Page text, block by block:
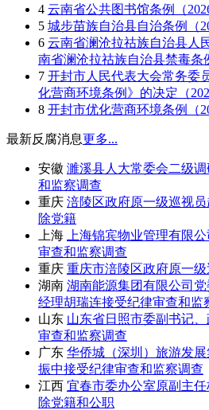
4 云南省公共图书馆条例（
5 城步苗族自治县自治条例（
6 云南省澜沧拉祜族自治县人
南省澜沧拉祜族自治县禁毒条
7 开封市人民代表大会常务委
化营商环境条例》的决定（
8 开封市优化营商环境条例（
最新反腐消息更多...
安徽 濉溪县人大常委会二级
和监察调查
重庆 涪陵区政府原一级巡视
除党籍
上海
上海锦宾物业管理有限
审查和监察调查
重庆 重庆市涪陵区政府原一
湖南 湖南能源集团有限公司
经理胡瑞连接受纪律审查和监
山东 山东省日照市委副书记
审查和监察调查
广东 华侨城（深圳）旅游发
振中接受纪律审查和监察调查
江西 宜春市委办公室原副主
除党籍和公职